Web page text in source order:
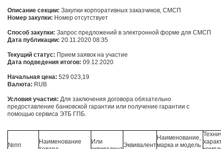
Описание секции: Закупки корпоративных заказчиков, СМСП
Номер закупки: Номер отсутствует
Способ закупки: Запрос предложений в электронной форме для СМСП
Дата публикации: 20.11.2020 08:35
Текущий статус: Прием заявок на участие
Дата подведения итогов: 09.12.2020
Начальная цена: 529 023,19
Валюта: RUB
Условия участия: Для заключения договора обязательно
предоставление банковской гарантии или получение гарантии с
помощью сервиса ЭТБ ГПБ.
№пп
Наименование
Или
Эквивалент
Наименование,
марка и модель